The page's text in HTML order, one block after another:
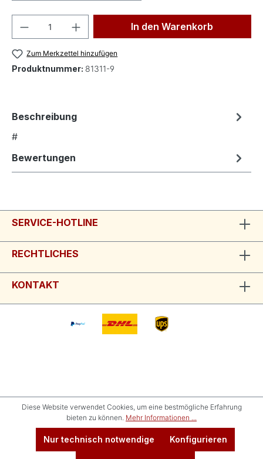
Produkt Anzahl: Gib den gewünschten
In den Warenkorb
Zum Merkzettel hinzufügen
Produktnummer: 81311-9
Beschreibung
#
Bewertungen
SERVICE-HOTLINE
RECHTLICHES
KONTAKT
Diese Website verwendet Cookies, um eine bestmögliche Erfahrung
bieten zu können. Mehr Informationen ...
Nur technisch notwendige Konfigurieren